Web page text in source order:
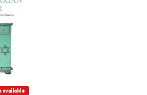
available